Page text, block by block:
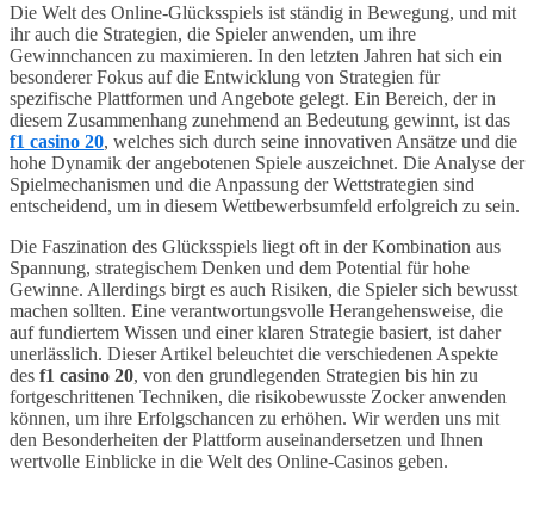
Die Welt des Online-Glücksspiels ist ständig in Bewegung, und mit
ihr auch die Strategien, die Spieler anwenden, um ihre
Gewinnchancen zu maximieren. In den letzten Jahren hat sich ein
besonderer Fokus auf die Entwicklung von Strategien für
spezifische Plattformen und Angebote gelegt. Ein Bereich, der in
diesem Zusammenhang zunehmend an Bedeutung gewinnt, ist das
f1 casino 20, welches sich durch seine innovativen Ansätze und die
hohe Dynamik der angebotenen Spiele auszeichnet. Die Analyse der
Spielmechanismen und die Anpassung der Wettstrategien sind
entscheidend, um in diesem Wettbewerbsumfeld erfolgreich zu sein.
Die Faszination des Glücksspiels liegt oft in der Kombination aus
Spannung, strategischem Denken und dem Potential für hohe
Gewinne. Allerdings birgt es auch Risiken, die Spieler sich bewusst
machen sollten. Eine verantwortungsvolle Herangehensweise, die
auf fundiertem Wissen und einer klaren Strategie basiert, ist daher
unerlässlich. Dieser Artikel beleuchtet die verschiedenen Aspekte
des f1 casino 20, von den grundlegenden Strategien bis hin zu
fortgeschrittenen Techniken, die risikobewusste Zocker anwenden
können, um ihre Erfolgschancen zu erhöhen. Wir werden uns mit
den Besonderheiten der Plattform auseinandersetzen und Ihnen
wertvolle Einblicke in die Welt des Online-Casinos geben.